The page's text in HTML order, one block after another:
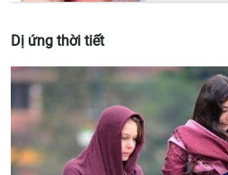
Dị ứng thời tiết